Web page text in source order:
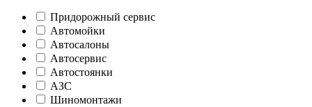
Придорожный сервис
Автомойки
Автосалоны
Автосервис
Автостоянки
АЗС
Шиномонтажи